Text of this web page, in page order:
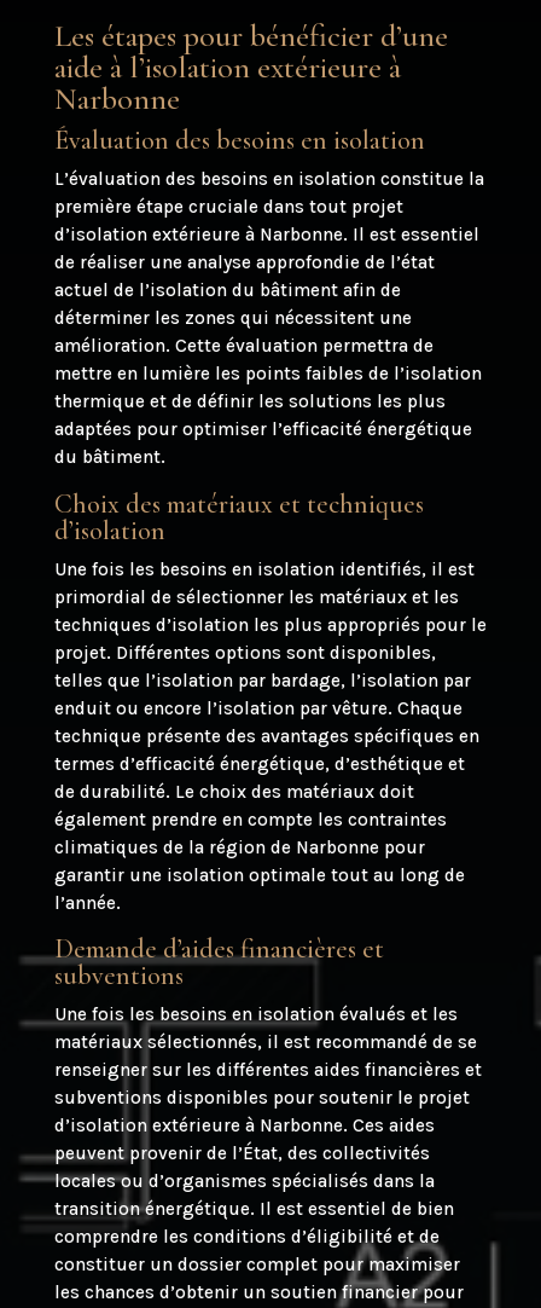
Les étapes pour bénéficier d’une
aide à l’isolation extérieure à
Narbonne
Évaluation des besoins en isolation
L’évaluation des besoins en isolation constitue la
première étape cruciale dans tout projet
d’isolation extérieure à Narbonne. Il est essentiel
de réaliser une analyse approfondie de l’état
actuel de l’isolation du bâtiment afin de
déterminer les zones qui nécessitent une
amélioration. Cette évaluation permettra de
mettre en lumière les points faibles de l’isolation
thermique et de définir les solutions les plus
adaptées pour optimiser l’efficacité énergétique
du bâtiment.
Choix des matériaux et techniques
d’isolation
Une fois les besoins en isolation identifiés, il est
primordial de sélectionner les matériaux et les
techniques d’isolation les plus appropriés pour le
projet. Différentes options sont disponibles,
telles que l’isolation par bardage, l’isolation par
enduit ou encore l’isolation par vêture. Chaque
technique présente des avantages spécifiques en
termes d’efficacité énergétique, d’esthétique et
de durabilité. Le choix des matériaux doit
également prendre en compte les contraintes
climatiques de la région de Narbonne pour
garantir une isolation optimale tout au long de
l’année.
Demande d’aides financières et
subventions
Une fois les besoins en isolation évalués et les
matériaux sélectionnés, il est recommandé de se
renseigner sur les différentes aides financières et
subventions disponibles pour soutenir le projet
d’isolation extérieure à Narbonne. Ces aides
peuvent provenir de l’État, des collectivités
locales ou d’organismes spécialisés dans la
transition énergétique. Il est essentiel de bien
comprendre les conditions d’éligibilité et de
constituer un dossier complet pour maximiser
les chances d’obtenir un soutien financier pour